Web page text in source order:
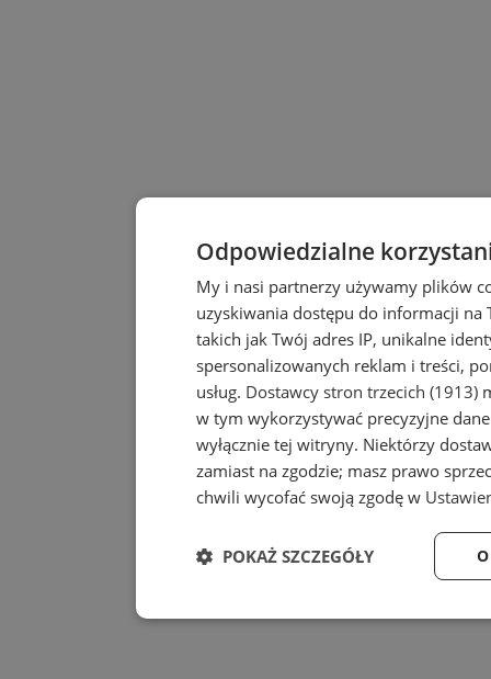
Odpowiedzialne
My i nasi partnerzy używamy plików
uzyskiwania dostępu do informacji
takich jak Twój adres IP, unikalne
spersonalizowanych reklam i treści,
usług. Dostawcy stron trzecich (1913)
w tym wykorzystywać precyzyjne
wyłącznie tej witryny. Niektórzy
zamiast na zgodzie; masz prawo
chwili wycofać swoją zgodę w
POKAŻ SZCZEGÓŁY
Niezbędne Wydajność